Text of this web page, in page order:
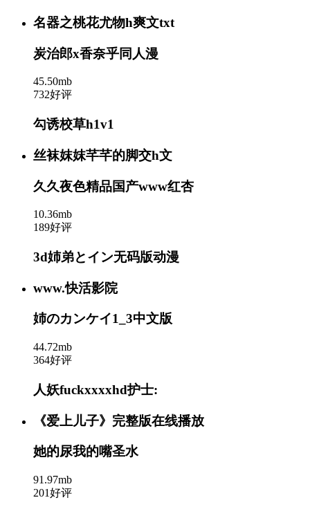
名器之桃花尤物h爽文txt
炭治郎x香奈乎同人漫
45.50mb
732好评
勾诱校草h1v1
丝袜妺妺芊芊的脚交h文
久久夜色精品国产www红杏
10.36mb
189好评
3d姉弟とイン无码版动漫
www.快活影院
姉のカンケイ1_3中文版
44.72mb
364好评
人妖fuckxxxxhd护士:
《爱上儿子》完整版在线播放
她的尿我的嘴圣水
91.97mb
201好评